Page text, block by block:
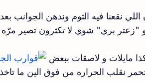
نقعنا فيه الثوم وندهن الجوانب بعد
"زعتر بري" شوي لا تكثرون تصير مرّه
مايلات و لاصقات ببعض